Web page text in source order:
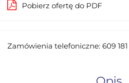
Pobierz ofertę do PDF
Zamówienia telefoniczne: 609